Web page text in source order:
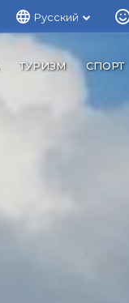
Русский
ТУРИЗМ СПОРТ